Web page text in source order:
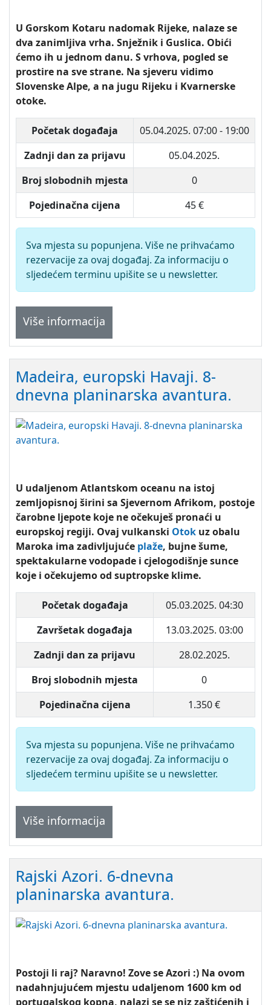
U Gorskom Kotaru nadomak Rijeke, nalaze se
dva zanimljiva vrha. Snježnik i Guslica. Obići
ćemo ih u jednom danu. S vrhova, pogled se
prostire na sve strane. Na sjeveru vidimo
Slovenske Alpe, a na jugu Rijeku i Kvarnerske
otoke.
Početak događaja 05.04.2025. 07:00 - 19:00
Zadnji dan za prijavu
05.04.2025.
Broj slobodnih mjesta
0
Pojedinačna cijena
45 €
Sva mjesta su popunjena. Više ne prihvaćamo
rezervacije za ovaj događaj. Za informaciju o
sljedećem terminu upišite se u newsletter.
Više informacija
Madeira, europski Havaji. 8-
dnevna planinarska avantura.
U udaljenom Atlantskom oceanu na istoj
zemljopisnoj širini sa Sjevernom Afrikom, postoje
čarobne ljepote koje ne očekuješ pronaći u
europskoj regiji. Ovaj vulkanski Otok uz obalu
Maroka ima zadivljujuće plaže, bujne šume,
spektakularne vodopade i cjelogodišnje sunce
koje i očekujemo od suptropske klime.
Početak događaja
05.03.2025. 04:30
Završetak događaja
13.03.2025. 03:00
Zadnji dan za prijavu
28.02.2025.
Broj slobodnih mjesta
0
Pojedinačna cijena
1.350 €
Sva mjesta su popunjena. Više ne prihvaćamo
rezervacije za ovaj događaj. Za informaciju o
sljedećem terminu upišite se u newsletter.
Više informacija
Rajski Azori. 6-dnevna
planinarska avantura.
Postoji li raj? Naravno! Zove se Azori :) Na ovom
nadahnjujućem mjestu udaljenom 1600 km od
portugalskog kopna, nalazi se se niz zaštićenih i